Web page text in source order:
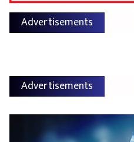
Advertisements
Advertisements